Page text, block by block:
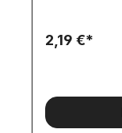
2,19 €*